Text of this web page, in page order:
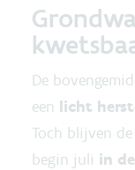
De
een licht
Toch blijven
begin juli in